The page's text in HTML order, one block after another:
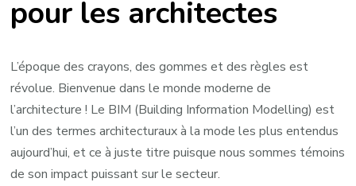
pour les architectes
L’époque des crayons, des gommes et des règles est
révolue. Bienvenue dans le monde moderne de
l’architecture ! Le BIM (Building Information Modelling) est
l’un des termes architecturaux à la mode les plus entendus
aujourd’hui, et ce à juste titre puisque nous sommes témoins
de son impact puissant sur le secteur.